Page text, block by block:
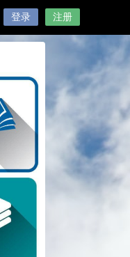
登录 注册